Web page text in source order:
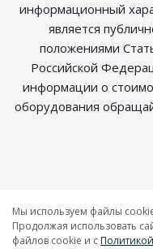
информационный
является
положениями
Российской
информации о
оборудования
Мы используем файлы
Продолжая использовать
файлов cookie и c